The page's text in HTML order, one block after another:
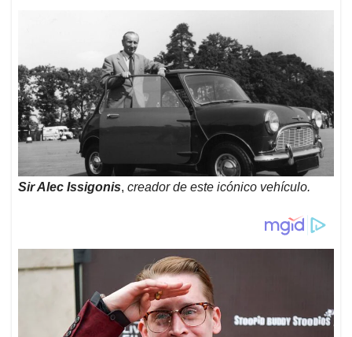
Sir Alec Issigonis, creador de este icónico vehículo.